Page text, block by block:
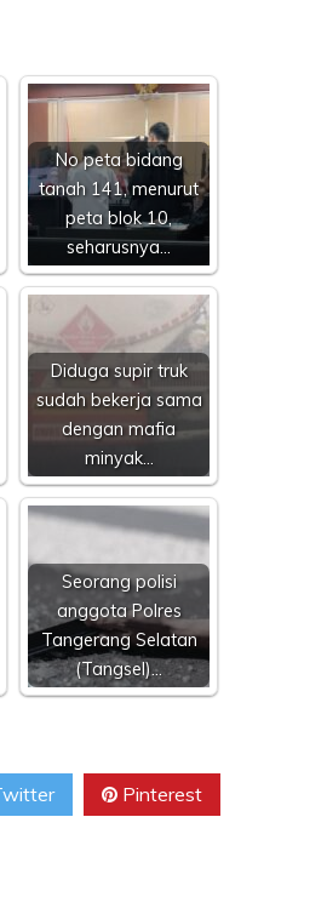
No peta bidang
tanah 141, menurut
peta blok 10,
seharusnya…
Diduga supir truk
sudah bekerja sama
dengan mafia
minyak…
Seorang polisi
anggota Polres
Tangerang Selatan
(Tangsel)…
Pinterest